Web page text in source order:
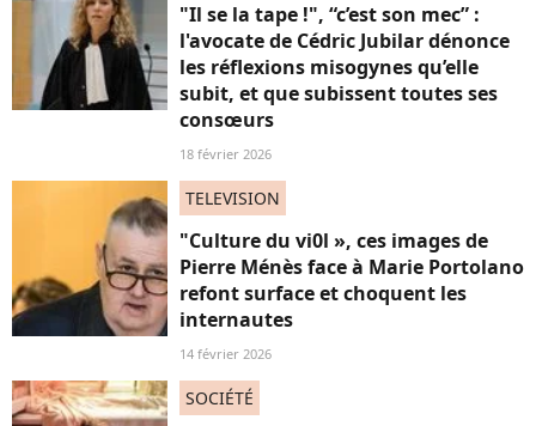
"Il se la tape !", “c’est son mec” :
l'avocate de Cédric Jubilar dénonce
les réflexions misogynes qu’elle
subit, et que subissent toutes ses
consœurs
18 février 2026
TELEVISION
"Culture du vi0l », ces images de
Pierre Ménès face à Marie Portolano
refont surface et choquent les
internautes
14 février 2026
SOCIÉTÉ